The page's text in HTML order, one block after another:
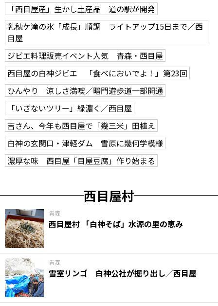
「西目屋産」生かし土産品 道の駅が開発
乳穂ケ滝の氷「成長」順調 ライトアップ15日まで／西
目屋
ジビエ料理販売イベント人気 青森・西目屋
西目屋の白神ジビエ 「食べにおいでよ！」第23回
ひんやり 涼しさ満喫／暗門遊歩道一部開通
「いざないツリー」緑濃く／西目屋
吉さん、今年も西目屋で「幾三米」田植え
白神の玄関口・津軽ダム 雪原に幾何学模様
濃厚な味 西目屋「目屋豆腐」作り始まる
西目屋村
青森
西目屋村 「白神そば」水源の里の恵み
青森
雪室リンゴ 白神公社が掘り出し／西目屋